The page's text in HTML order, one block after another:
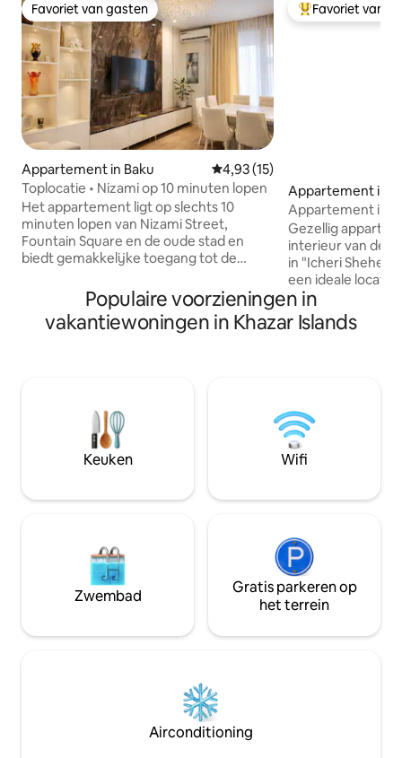
Favoriet van gasten
Favoriet van gasten
Appartement in Baku Gemiddelde beoordeling van
4,93 (15)
Toplocatie • Nizami op 10 minuten lopen
Het appartement ligt op slechts 10
minuten lopen van Nizami Street,
Fountain Square en de oude stad en
biedt gemakkelijke toegang tot de
restaurants en cafés van Bakoe. Gasten
kunnen 24/7 zelf inchecken en hebben
de beschikking over snelle glasvezel-
beschikbaarheid is vroeg inchecken en
laat uitchecken mogelijk. Lees de
volledige advertentiebeschrijving
zorgvuldig door voordat je boekt.
Topfavoriet van
Favoriet van
Appartement in
Appartement in «Oude
van Bakoe)
Gezellig
interieur van de
in "Icheri
een ideale locatie
metrostation
"Trade" (Nizami),
"Seaside
"Shirvanshahs
Square",
winkels met
nationale en
Populaire voorzieningen in
vakantiewoningen in Khazar Islands
Keuken Wifi
Zwembad
Gratis parkeren op
het terrein
Airconditioning